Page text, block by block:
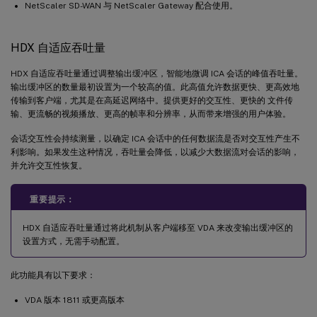
NetScaler SD-WAN 与 NetScaler Gateway 配合使用。
HDX 自适应吞吐量
HDX 自适应吞吐量通过调整输出缓冲区，智能地微调 ICA 会话的峰值吞吐量。
输出缓冲区的数量最初设置为一个较高的值。此高值允许数据更快、更高效地
传输到客户端，尤其是在高延迟网络中。提供更好的交互性、更快的 文件传
输、更流畅的视频播放、更高的帧率和分辨率，从而带来增强的用户体验。
会话交互性会持续测量，以确定 ICA 会话中的任何数据流是否对交互性产生不
利影响。如果发生这种情况，吞吐量会降低，以减少大数据流对会话的影响，
并允许交互性恢复。
重要提示：
HDX 自适应吞吐量通过将此机制从客户端移至 VDA 来改变输出缓冲区的
设置方式，无需手动配置。
此功能具有以下要求：
VDA 版本 1811 或更高版本